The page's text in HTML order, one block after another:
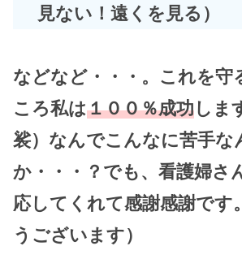
見ない！遠くを見る）
などなど・・・。これを守
ころ私は１００％成功しま
裟）なんでこんなに苦手な
か・・・？でも、看護婦さ
応してくれて感謝感謝です
うございます）